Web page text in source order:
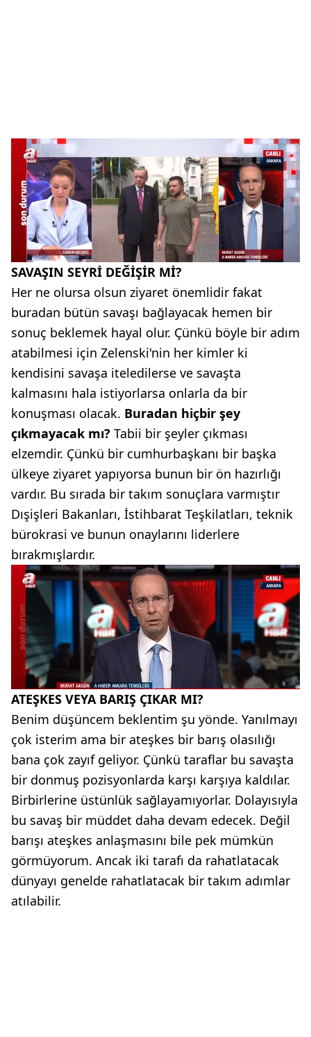
SAVAŞIN SEYRİ DEĞİŞİR Mİ?
Her ne olursa olsun ziyaret önemlidir fakat
buradan bütün savaşı bağlayacak hemen bir
sonuç beklemek hayal olur. Çünkü böyle bir adım
atabilmesi için Zelenski'nin her kimler ki
kendisini savaşa iteledilerse ve savaşta
kalmasını hala istiyorlarsa onlarla da bir
konuşması olacak. Buradan hiçbir şey
çıkmayacak mı? Tabii bir şeyler çıkması
elzemdir. Çünkü bir cumhurbaşkanı bir başka
ülkeye ziyaret yapıyorsa bunun bir ön hazırlığı
vardır. Bu sırada bir takım sonuçlara varmıştır
Dışişleri Bakanları, İstihbarat Teşkilatları, teknik
bürokrasi ve bunun onaylarını liderlere
bırakmışlardır.
ATEŞKES VEYA BARIŞ ÇIKAR MI?
Benim düşüncem beklentim şu yönde. Yanılmayı
çok isterim ama bir ateşkes bir barış olasılığı
bana çok zayıf geliyor. Çünkü taraflar bu savaşta
bir donmuş pozisyonlarda karşı karşıya kaldılar.
Birbirlerine üstünlük sağlayamıyorlar. Dolayısıyla
bu savaş bir müddet daha devam edecek. Değil
barışı ateşkes anlaşmasını bile pek mümkün
görmüyorum. Ancak iki tarafı da rahatlatacak
dünyayı genelde rahatlatacak bir takım adımlar
atılabilir.